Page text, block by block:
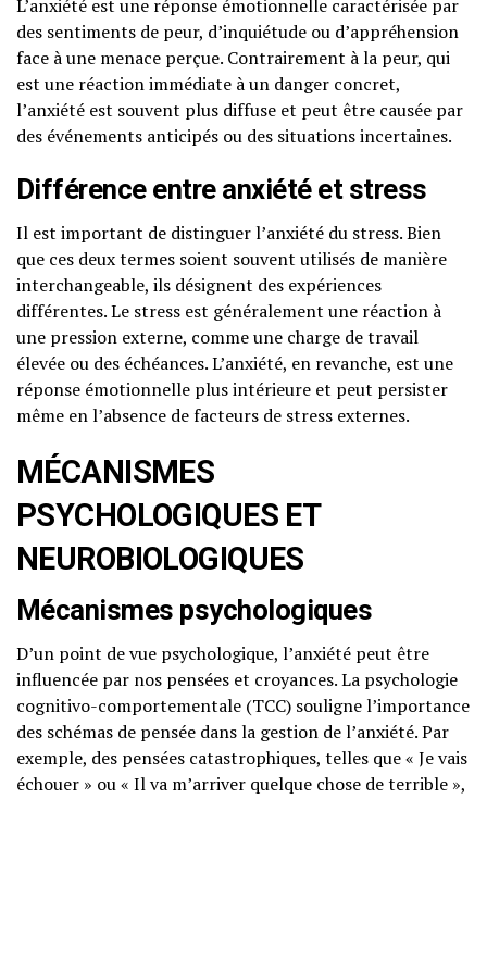
L’anxiété est une réponse émotionnelle caractérisée par
des sentiments de peur, d’inquiétude ou d’appréhension
face à une menace perçue. Contrairement à la peur, qui
est une réaction immédiate à un danger concret,
l’anxiété est souvent plus diffuse et peut être causée par
des événements anticipés ou des situations incertaines.
Différence entre anxiété et stress
Il est important de distinguer l’anxiété du stress. Bien
que ces deux termes soient souvent utilisés de manière
interchangeable, ils désignent des expériences
différentes. Le stress est généralement une réaction à
une pression externe, comme une charge de travail
élevée ou des échéances. L’anxiété, en revanche, est une
réponse émotionnelle plus intérieure et peut persister
même en l’absence de facteurs de stress externes.
MÉCANISMES
PSYCHOLOGIQUES ET
NEUROBIOLOGIQUES
Mécanismes psychologiques
D’un point de vue psychologique, l’anxiété peut être
influencée par nos pensées et croyances. La psychologie
cognitivo-comportementale (TCC) souligne l’importance
des schémas de pensée dans la gestion de l’anxiété. Par
exemple, des pensées catastrophiques, telles que « Je vais
échouer » ou « Il va m’arriver quelque chose de terrible »,